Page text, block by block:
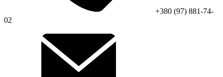
+380 (97) 881-74-
02